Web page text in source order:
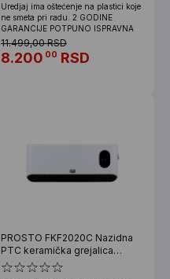
Uredjaj ima oštećenje na plastici koje
ne smeta pri radu. 2 GODINE
GARANCIJE POTPUNO ISPRAVNA
11.499,00 RSD
8.200 00 RSD
PROSTO FKF2020C Nazidna
PTC keramička grejalica
2000W